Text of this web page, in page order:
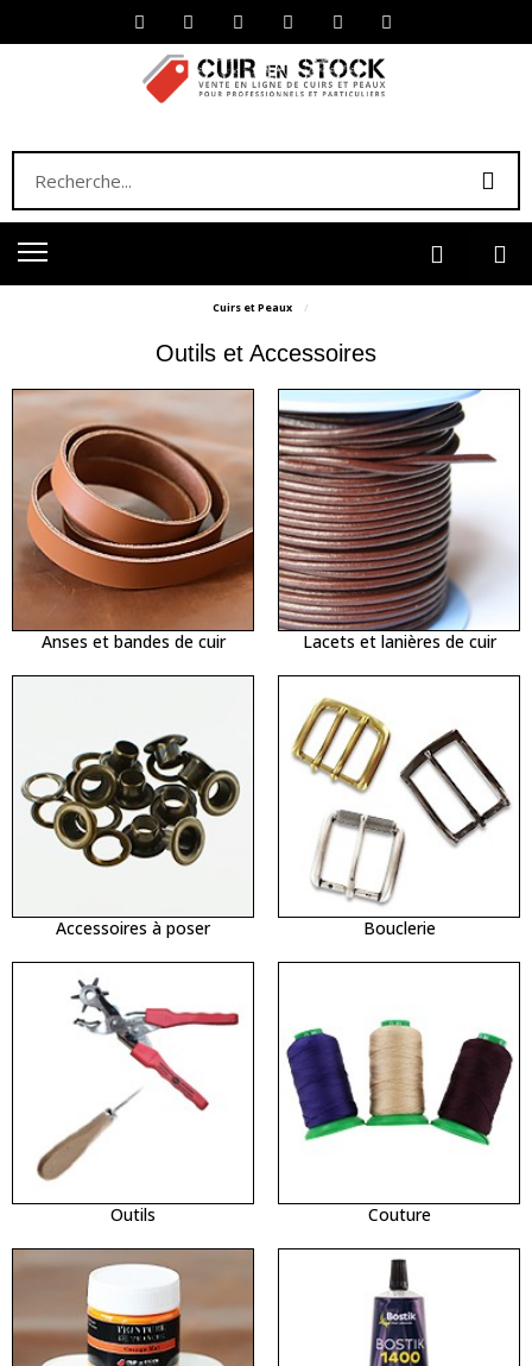
Cuirs et Peaux
Outils et Accessoires
Anses et bandes de cuir Lacets et lanières de cuir
Accessoires à poser Bouclerie
Outils Couture